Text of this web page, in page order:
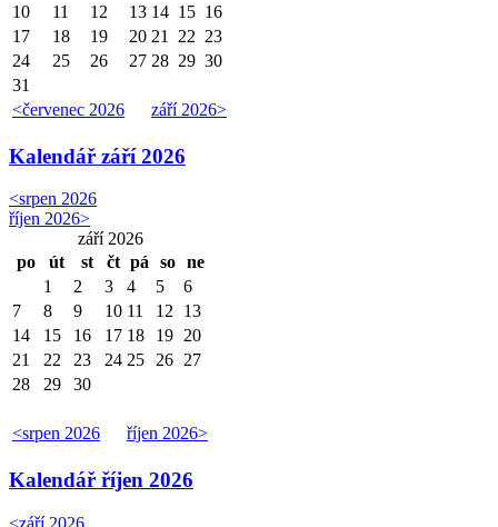
<červenec 2026 září 2026>
10
11 12 13 14 15 16
17
18 19 20 21 22 23
24
25 26 27 28 29 30
31
Kalendář září 2026
<srpen 2026
říjen 2026>
září 2026
po
út st čt pá so ne
<srpen 2026 říjen 2026>
1 2 3 4 5
6
7
8 9 10 11 12
13
14
15 16 17 18 19 20
21
22 23 24 25 26 27
28
29 30
Kalendář říjen 2026
<září 2026